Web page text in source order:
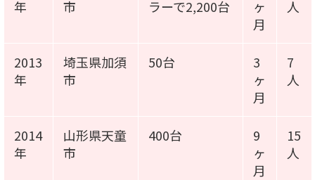
年 市 ラーで2,200台
ヶ
月
人
2013
年
埼玉県加須
市
50台
3
ヶ
月
7
人
2014
年
山形県天童
市
400台
9
ヶ
月
15
人